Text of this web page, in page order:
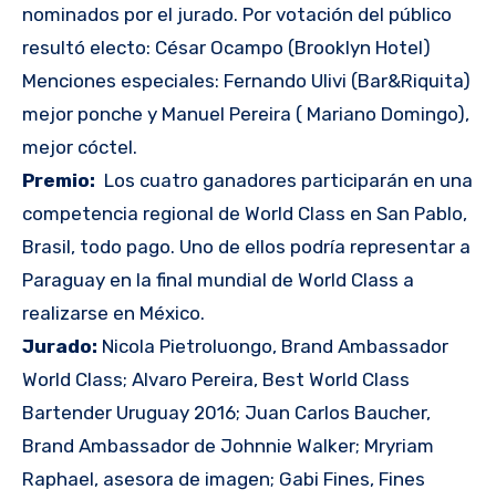
nominados por el jurado. Por votación del público
resultó electo: César Ocampo (Brooklyn Hotel)
Menciones especiales: Fernando Ulivi (Bar&Riquita)
mejor ponche y Manuel Pereira ( Mariano Domingo),
mejor cóctel.
Premio: Los cuatro ganadores participarán en una
competencia regional de World Class en San Pablo,
Brasil, todo pago. Uno de ellos podría representar a
Paraguay en la final mundial de World Class a
realizarse en México.
Jurado: Nicola Pietroluongo, Brand Ambassador
World Class; Alvaro Pereira, Best World Class
Bartender Uruguay 2016; Juan Carlos Baucher,
Brand Ambassador de Johnnie Walker; Mryriam
Raphael, asesora de imagen; Gabi Fines, Fines